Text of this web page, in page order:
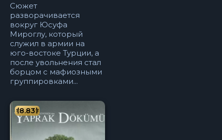
Сюжет
разворачивается
вокруг Юсуфа
Мироглу, который
служил в армии на
юго-востоке Турции, а
после увольнения стал
борцом с мафиозными
группировками...
8.83